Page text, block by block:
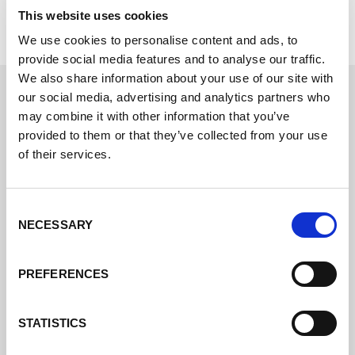
This website uses cookies
We use cookies to personalise content and ads, to
provide social media features and to analyse our traffic.
We also share information about your use of our site with
our social media, advertising and analytics partners who
may combine it with other information that you’ve
provided to them or that they’ve collected from your use
of their services.
Selection
NECESSARY
PREFERENCES
STATISTICS
Elija su paquete de venta.
Entonces introduzca sus datos en el formulario de
Resumen de todos los paquetes de venta